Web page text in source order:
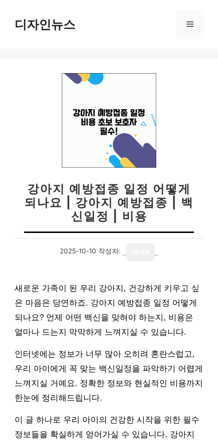
디자인뉴스 메
강아지 예방접종 일정 어떻게
되나요 | 강아지 예방접종 | 백
신일정 | 비용
2025-10-10 작성자:
새로운 가족이 된 우리 강아지, 건강하게 키우고 싶
은 마음은 당연하죠. 강아지 예방접종 일정 어떻게
되나요? 언제 어떤 백신을 맞혀야 하는지, 비용은
얼마나 드는지 막막하게 느껴지실 수 있습니다.
인터넷에는 정보가 너무 많아 오히려 혼란스럽고,
우리 아이에게 꼭 맞는 백신일정을 파악하기 어렵게
느껴지실 거예요. 정확한 정보와 현실적인 비용까지
한눈에 정리해드립니다.
이 글 하나로 우리 아이의 건강한 시작을 위한 필수
정보들을 확실하게 얻어가실 수 있습니다. 강아지